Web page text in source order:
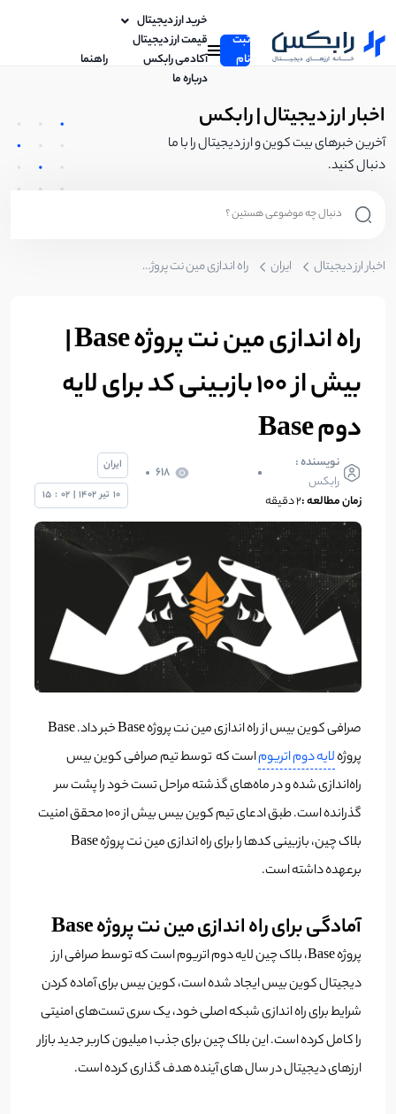
ثبت
نام
خرید ارز دیجیتال
قیمت ارز دیجیتال
آکادمی رابکس
راهنما
درباره ما
اخبار ارز دیجیتال | رابکس
آخرین خبرهای بیت کوین و ارز دیجیتال را با ما
دنبال کنید.
اخبار ارز دیجیتال ایران راه اندازی مین نت پروژه Base | بیش از 100 بازبینی کد برای لایه دوم Base
راه اندازی مین نت پروژه Base |
بیش از 100 بازبینی کد برای لایه
دوم Base
نویسنده :
رابکس
618
زمان مطالعه :2 دقیقه
ایران
10 تیر 1402
|
02
:
15
صرافی کوین بیس از راه اندازی مین نت پروژه Base خبر داد. Base
پروژهلایه دوم اتریوماست که توسط تیم صرافی کوین بیس
راه‌اندازی شده و در ماه‌های گذشته مراحل تست خود را پشت سر
گذرانده است. طبق ادعای تیم کوین بیس بیش از 100 محقق امنیت
بلاک چین، بازبینی کدها را برای راه اندازی مین نت پروژه Base
برعهده داشته است.
آمادگی برای راه اندازی مین نت پروژه Base
پروژه Base، بلاک چین لایه دوم اتریوم است که توسط صرافی ارز
دیجیتال کوین بیس ایجاد شده است، کوین بیس برای آماده کردن
شرایط برای راه اندازی شبکه اصلی خود، یک سری تست‌های امنیتی
را کامل کرده است. این بلاک چین برای جذب 1 میلیون کاربر جدید بازار
ارزهای دیجیتال در سال های آینده هدف گذاری کرده است.